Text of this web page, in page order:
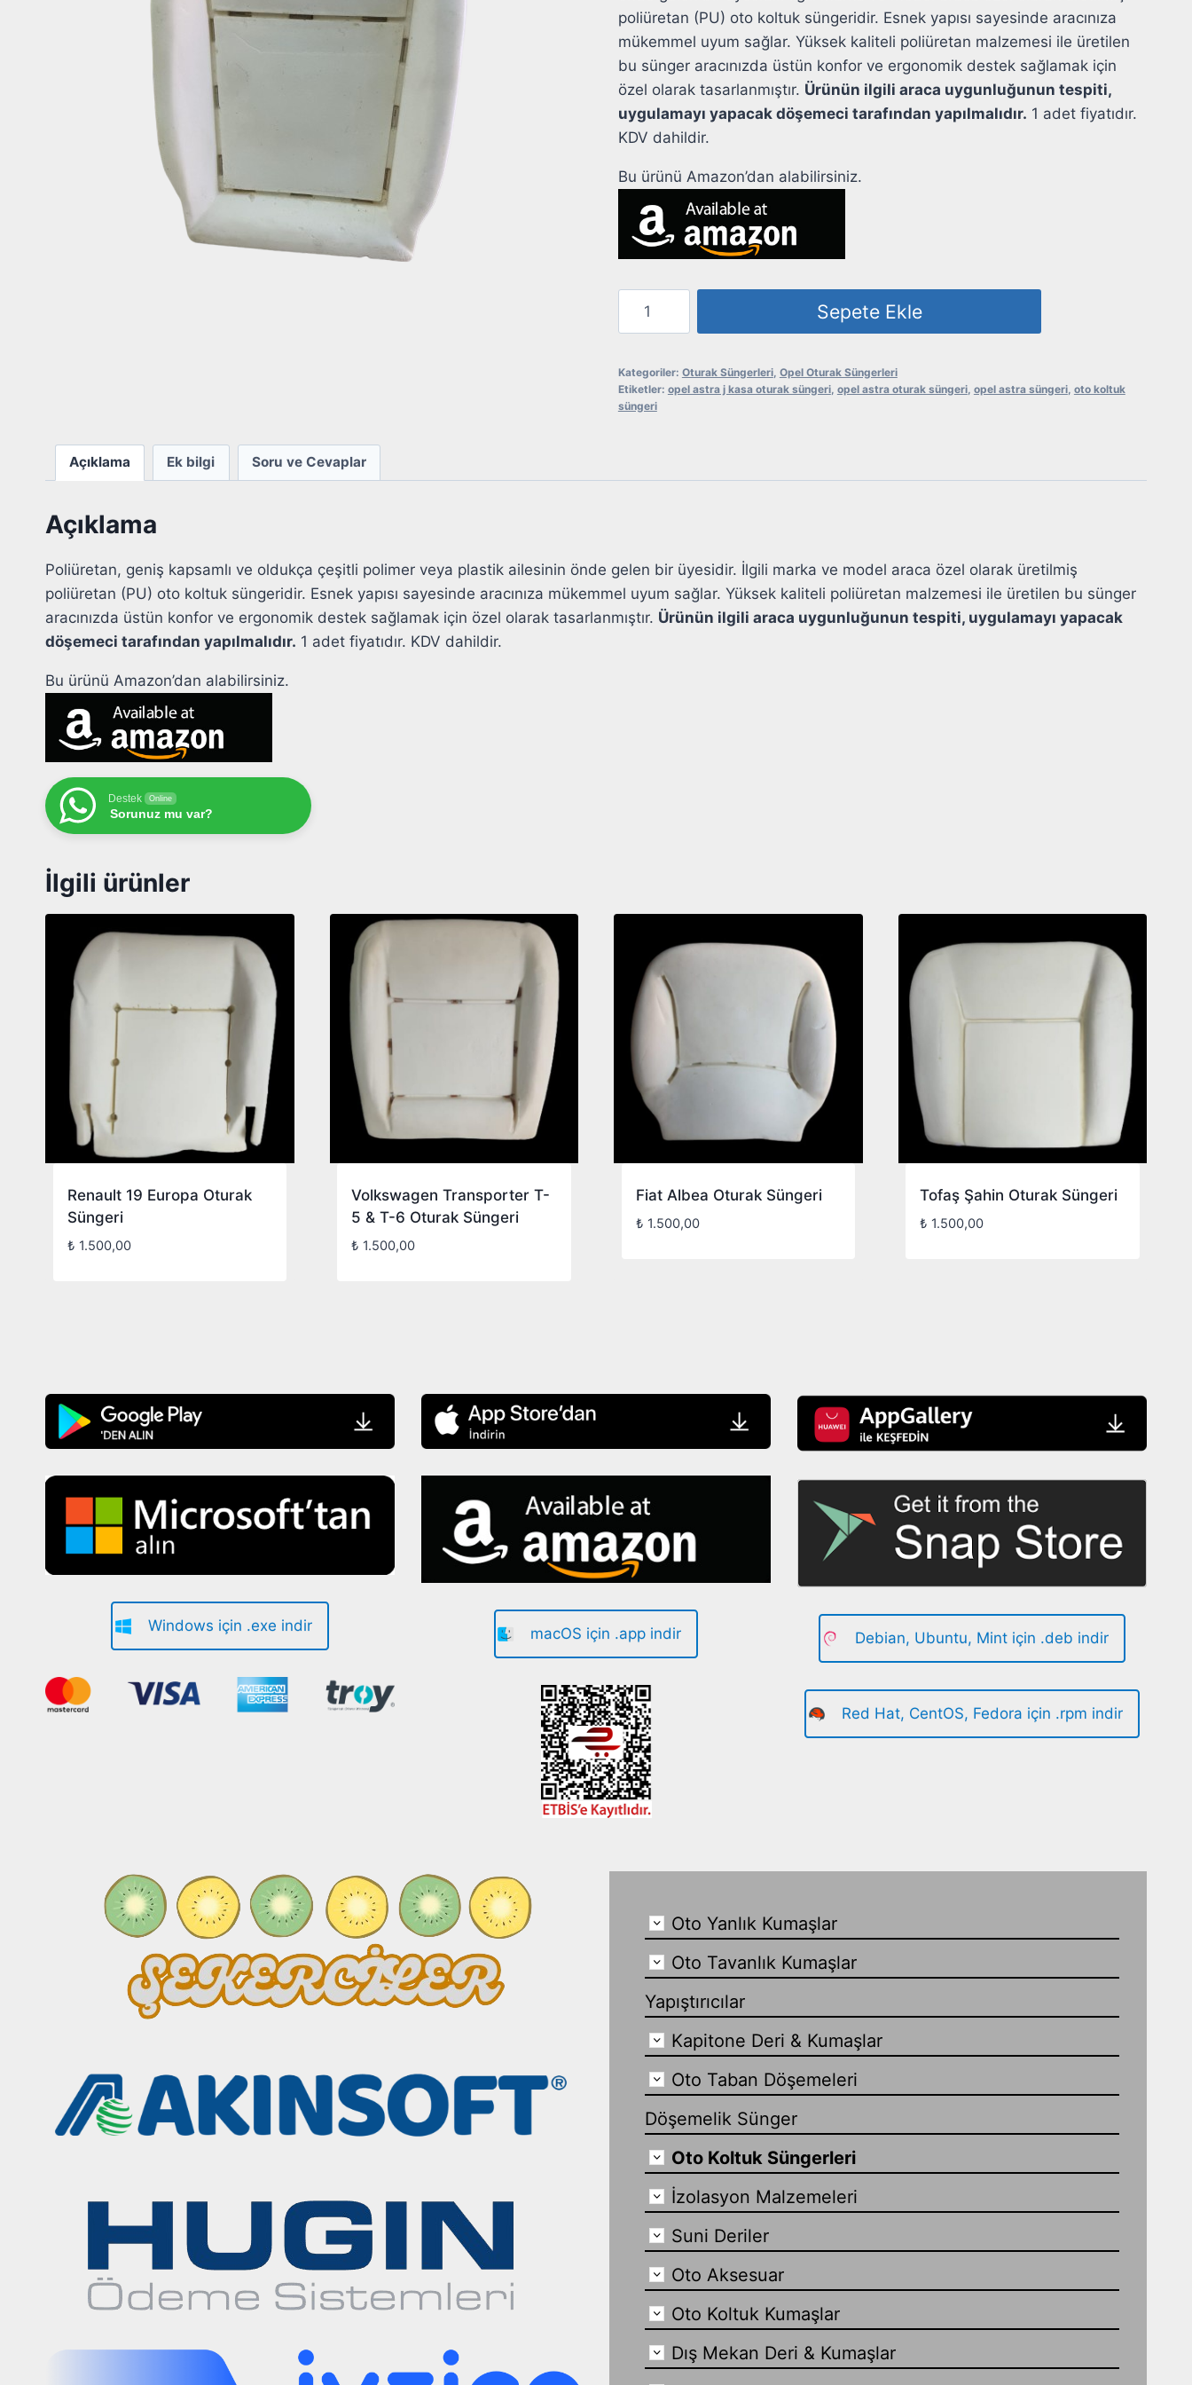
poliüretan (PU) oto koltuk süngeridir. Esnek yapısı sayesinde aracınıza
mükemmel uyum sağlar. Yüksek kaliteli poliüretan malzemesi ile üretilen
bu sünger aracınızda üstün konfor ve ergonomik destek sağlamak için
özel olarak tasarlanmıştır. Ürünün ilgili araca uygunluğunun tespiti,
uygulamayı yapacak döşemeci tarafından yapılmalıdır. 1 adet fiyatıdır.
KDV dahildir.
Bu ürünü Amazon’dan alabilirsiniz.
Kasa
Oturak
Sepete Ekle
Kategoriler: Oturak Süngerleri, Opel Oturak Süngerleri
Etiketler: opel astra j kasa oturak süngeri, opel astra oturak süngeri, opel astra süngeri, oto koltuk
süngeri
Açıklama Ek bilgi Soru ve Cevaplar
Açıklama
Poliüretan, geniş kapsamlı ve oldukça çeşitli polimer veya plastik ailesinin önde gelen bir üyesidir. İlgili marka ve model araca özel olarak üretilmiş
poliüretan (PU) oto koltuk süngeridir. Esnek yapısı sayesinde aracınıza mükemmel uyum sağlar. Yüksek kaliteli poliüretan malzemesi ile üretilen bu sünger
aracınızda üstün konfor ve ergonomik destek sağlamak için özel olarak tasarlanmıştır. Ürünün ilgili araca uygunluğunun tespiti, uygulamayı yapacak
döşemeci tarafından yapılmalıdır. 1 adet fiyatıdır. KDV dahildir.
Bu ürünü Amazon’dan alabilirsiniz.
Destek Online
Sorunuz mu var?
İlgili ürünler
Renault 19 Europa Oturak
Süngeri
₺ 1.500,00
Volkswagen Transporter T-
5 & T-6 Oturak Süngeri
₺ 1.500,00
Fiat Albea Oturak Süngeri
₺ 1.500,00
Tofaş Şahin Oturak Süngeri
₺ 1.500,00
Windows için .exe indir macOS için .app indir Debian, Ubuntu, Mint için .deb indir
Red Hat, CentOS, Fedora için .rpm indir
Oto Yanlık Kumaşlar
Oto Tavanlık Kumaşlar
Yapıştırıcılar
Kapitone Deri & Kumaşlar
Oto Taban Döşemeleri
Döşemelik Sünger
Oto Koltuk Süngerleri
İzolasyon Malzemeleri
Suni Deriler
Oto Aksesuar
Oto Koltuk Kumaşlar
Dış Mekan Deri & Kumaşlar